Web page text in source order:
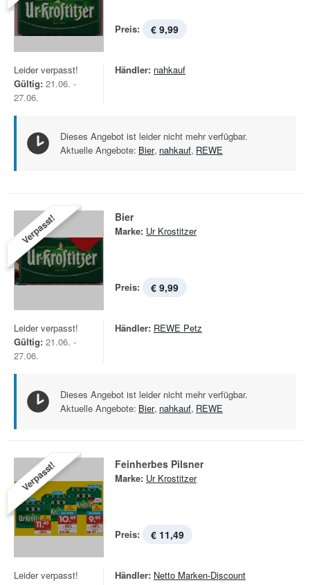
Preis: € 9,99
Leider verpasst!
Gültig: 21.06. -
27.06.
Händler: nahkauf
Dieses Angebot ist leider nicht mehr verfügbar.
Aktuelle Angebote: Bier, nahkauf, REWE
Verpasst! Bier
Marke: Ur Krostitzer
Preis: € 9,99
Leider verpasst!
Gültig: 21.06. -
27.06.
Händler: REWE Petz
Dieses Angebot ist leider nicht mehr verfügbar.
Aktuelle Angebote: Bier, nahkauf, REWE
Verpasst! Feinherbes Pilsner
Marke: Ur Krostitzer
Preis: € 11,49
Leider verpasst!
Händler: Netto Marken-Discount